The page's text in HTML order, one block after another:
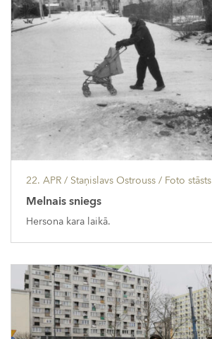
22. APR / Staņislavs Ostrouss / Foto stāsts
Melnais sniegs
Hersona kara laikā.